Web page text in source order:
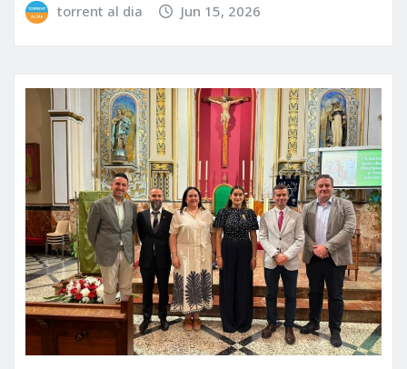
torrent al dia Jun 15, 2026